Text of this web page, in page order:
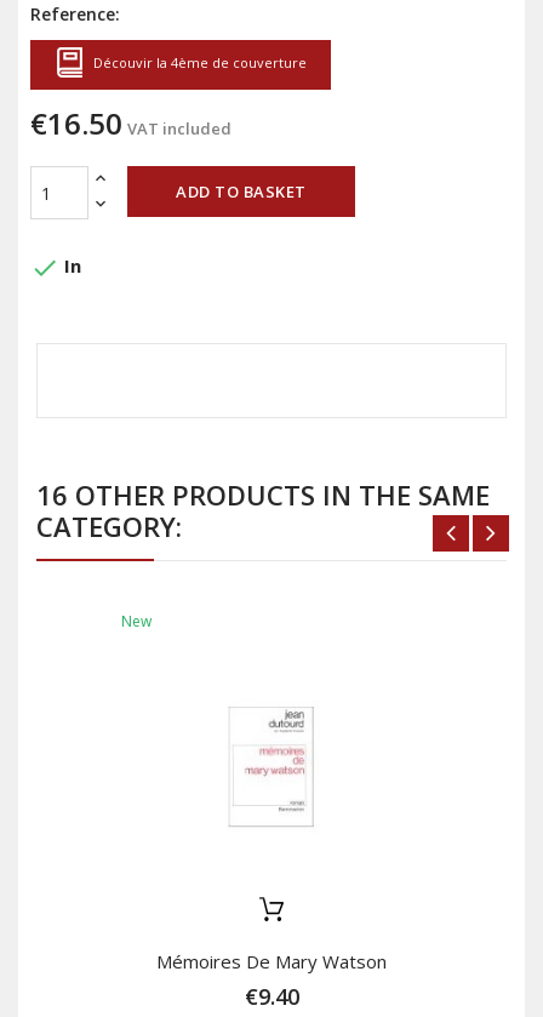
Reference:
Découvir la 4ème de couverture
€16.50 VAT included
ADD TO BASKET
done In
16 OTHER PRODUCTS IN THE SAME
CATEGORY:
New
Mémoires De Mary Watson
€9.40